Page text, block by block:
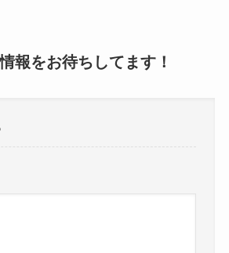
報をお待ちしてます！